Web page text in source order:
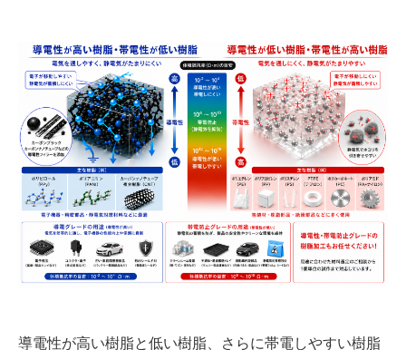
導電性が高い樹脂と低い樹脂、さらに帯電しやすい樹脂